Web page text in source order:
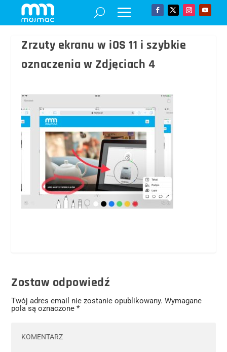
Zrzuty ekranu w iOS 11 i szybkie
oznaczenia w Zdjęciach 4
Zostaw odpowiedź
Twój adres email nie zostanie opublikowany. Wymagane
pola są oznaczone*